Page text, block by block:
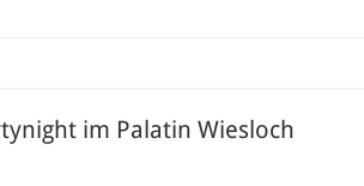
im Palatin Wiesloch